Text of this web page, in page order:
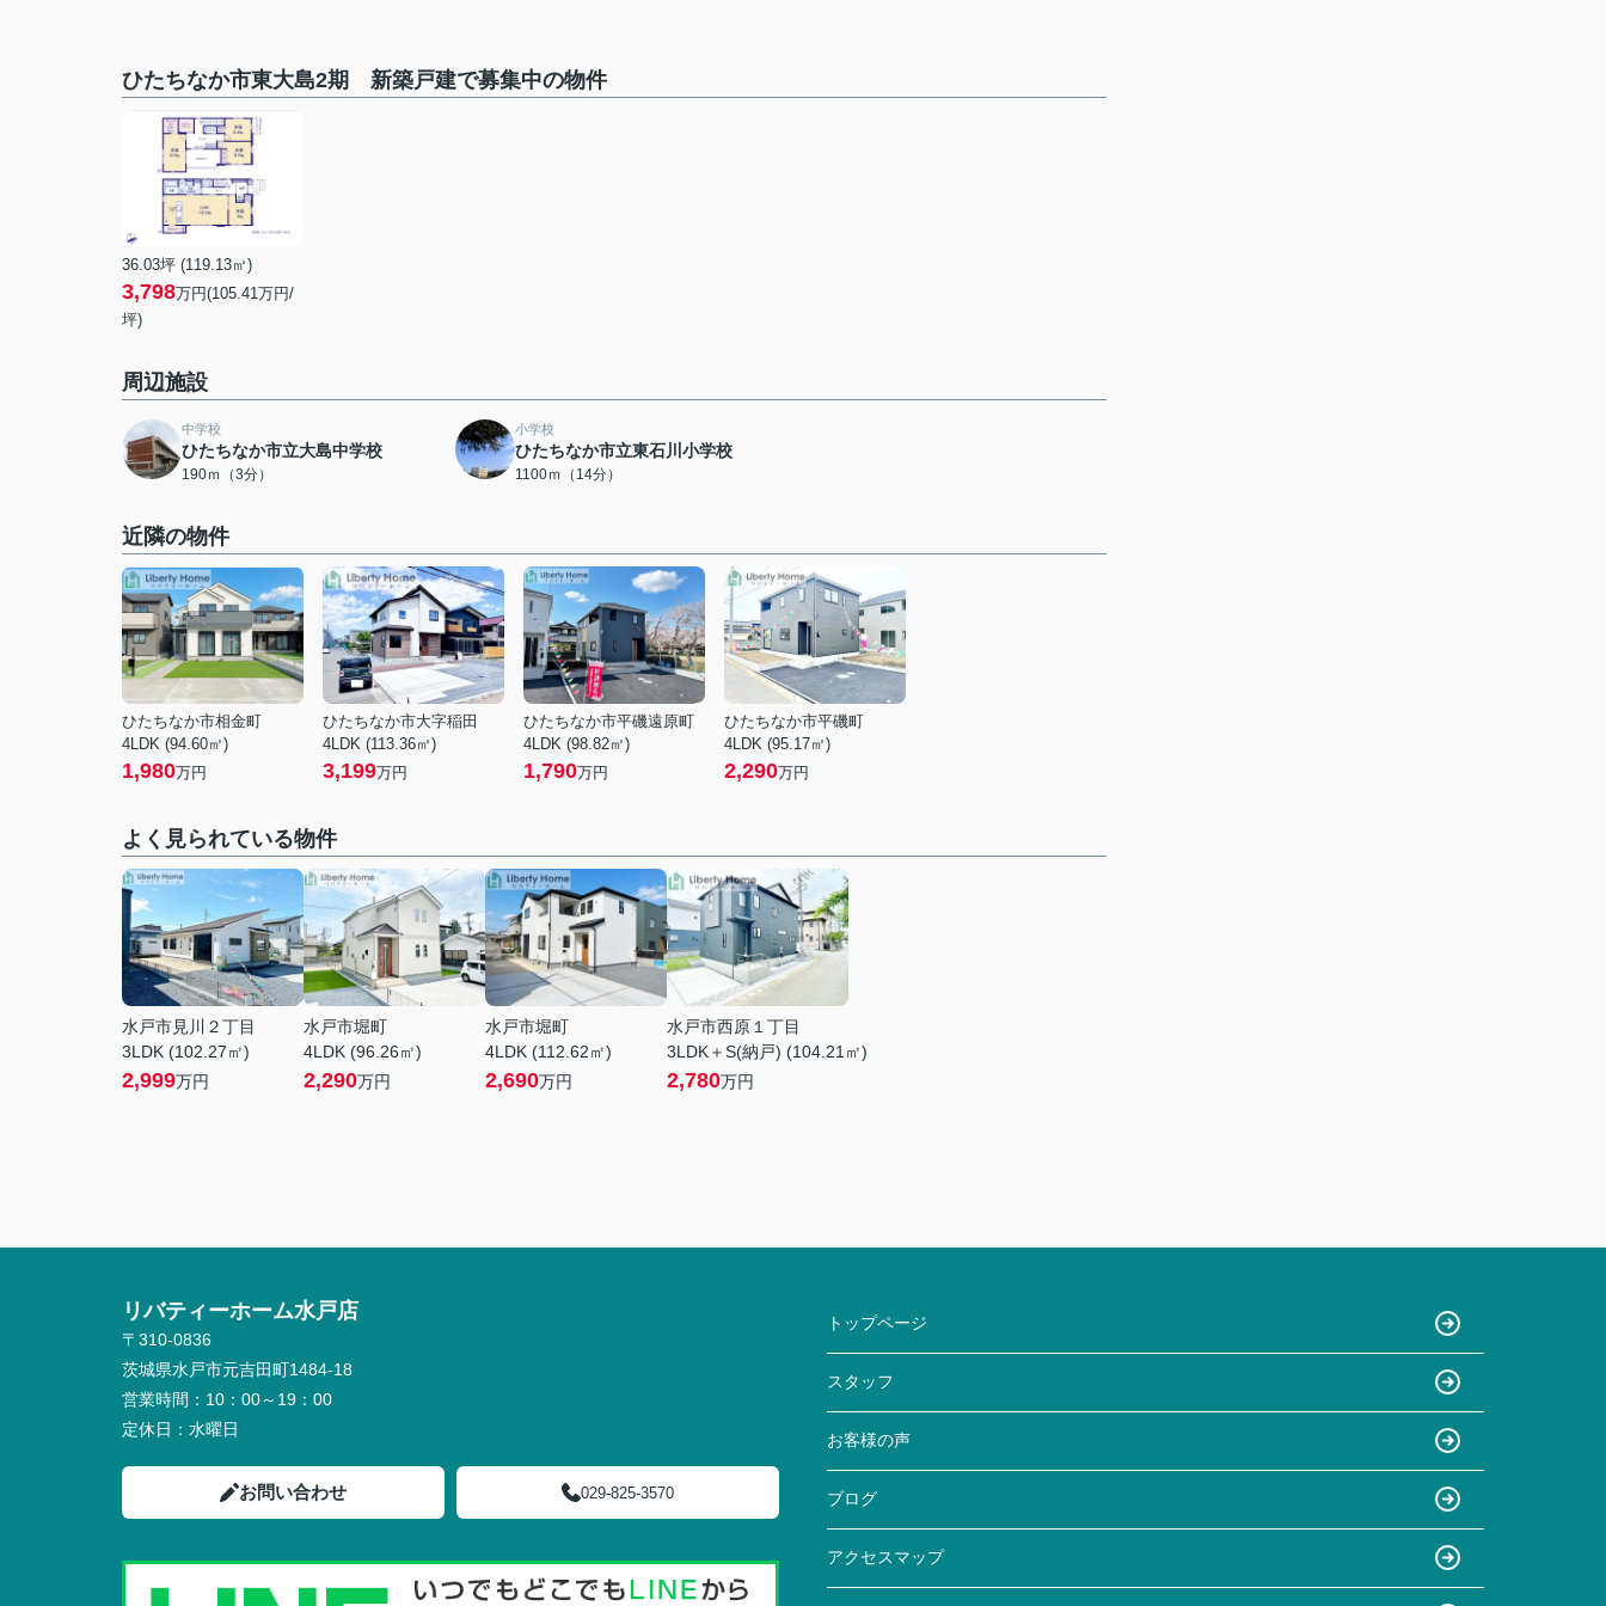
ひたちなか市東大島2期 新築戸建で募集中の物件
36.03坪 (119.13㎡)
3,798万円(105.41万円/
坪)
周辺施設
中学校
ひたちなか市立大島中学校
190ｍ（3分）
小学校
ひたちなか市立東石川小学校
1100ｍ（14分）
近隣の物件
ひたちなか市相金町
4LDK (94.60㎡)
1,980万円
ひたちなか市大字稲田
4LDK (113.36㎡)
3,199万円
ひたちなか市平磯遠原町
4LDK (98.82㎡)
1,790万円
ひたちなか市平磯町
4LDK (95.17㎡)
2,290万円
よく見られている物件
水戸市見川２丁目
3LDK (102.27㎡)
2,999万円
水戸市堀町
4LDK (96.26㎡)
2,290万円
水戸市堀町
4LDK (112.62㎡)
2,690万円
水戸市西原１丁目
3LDK＋S(納戸) (104.21㎡)
2,780万円
リバティーホーム水戸店
〒310-0836
茨城県水戸市元吉田町1484-18
営業時間： 10：00～19：00
定休日： 水曜日
お問い合わせ 029-825-3570
トップページ
スタッフ
お客様の声
ブログ
アクセスマップ